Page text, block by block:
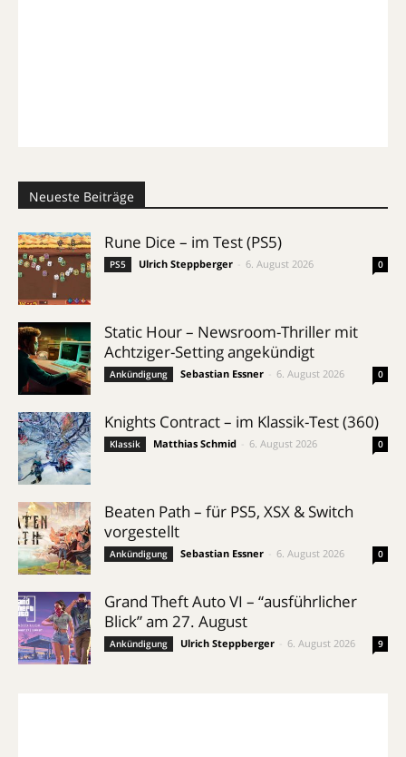
Neueste Beiträge
Rune Dice – im Test (PS5)
PS5 Ulrich Steppberger 6. August 2026 0
Static Hour – Newsroom-Thriller mit
Achtziger-Setting angekündigt
Ankündigung Sebastian Essner 6. August 2026 0
Knights Contract – im Klassik-Test (360)
Klassik Matthias Schmid 6. August 2026 0
Beaten Path – für PS5, XSX & Switch
vorgestellt
Ankündigung Sebastian Essner 6. August 2026 0
Grand Theft Auto VI – “ausführlicher
Blick” am 27. August
Ankündigung Ulrich Steppberger 6. August 2026 9